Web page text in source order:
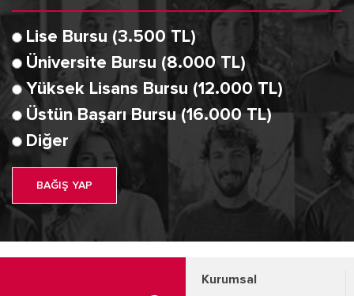
Lise Bursu (3.500 TL)
Üniversite Bursu (8.000 TL)
Yüksek Lisans Bursu (12.000 TL)
Üstün Başarı Bursu (16.000 TL)
Diğer
BAĞIŞ YAP
Kurumsal